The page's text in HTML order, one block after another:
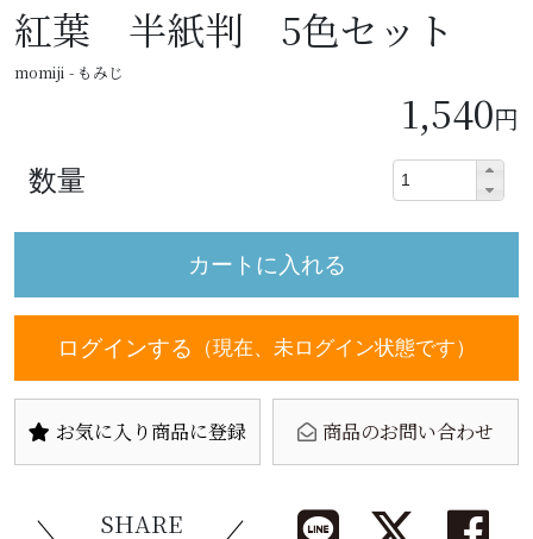
紅葉 半紙判 5色セット
momiji - もみじ
1,540円
数量
ログインする （現在、未ログイン状態です）
お気に入り商品に登録 商品のお問い合わせ
SHARE